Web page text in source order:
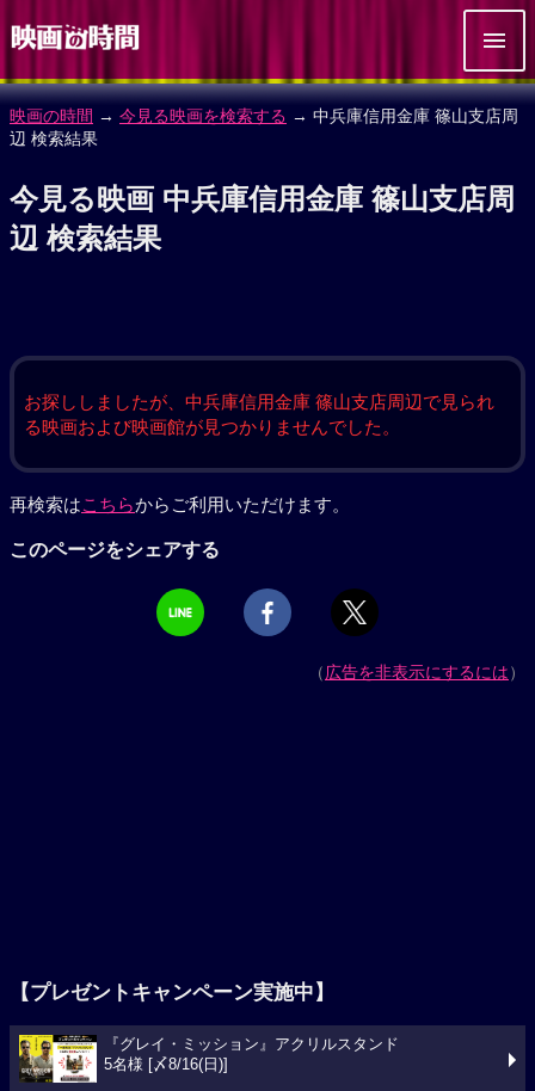
映画の時間 → 今見る映画を検索する → 中兵庫信用金庫 篠山支店周
辺 検索結果
今見る映画 中兵庫信用金庫 篠山支店周
辺 検索結果
お探ししましたが、中兵庫信用金庫 篠山支店周辺で見られ
る映画および映画館が見つかりませんでした。
再検索はこちらからご利用いただけます。
このページをシェアする
（広告を非表示にするには）
【プレゼントキャンペーン実施中】
『グレイ・ミッション』アクリルスタンド
5名様 [〆8/16(日)]